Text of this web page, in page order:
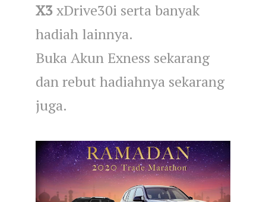
X3xDrive30i serta banyak
hadiah lainnya.
Buka Akun Exness sekarang
dan rebut hadiahnya sekarang
juga.